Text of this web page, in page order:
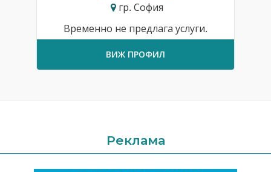
гр. София
Временно не предлага услуги.
ВИЖ ПРОФИЛ
Реклама